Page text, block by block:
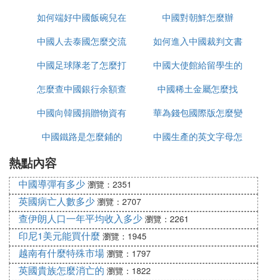
炒股
如何端好中國飯碗兒在
線播放
中國對朝鮮怎麼辦
中國人去泰國怎麼交流
如何進入中國裁判文書
網官網
中國足球隊老了怎麼打
亞洲杯
中國大使館給留學生的
健康包有什麼
怎麼查中國銀行余額查
詢
中國稀土金屬怎麼找
中國向韓國捐贈物資有
哪些
華為錢包國際版怎麼變
為中國版
中國鐵路是怎麼鋪的
中國生產的英文字母怎
熱點內容
中國導彈有多少 瀏覽：2351
英國病亡人數多少 瀏覽：2707
查伊朗人口一年平均收入多少 瀏覽：2261
印尼1美元能買什麼 瀏覽：1945
越南有什麼特殊市場 瀏覽：1797
英國貴族怎麼消亡的 瀏覽：1822